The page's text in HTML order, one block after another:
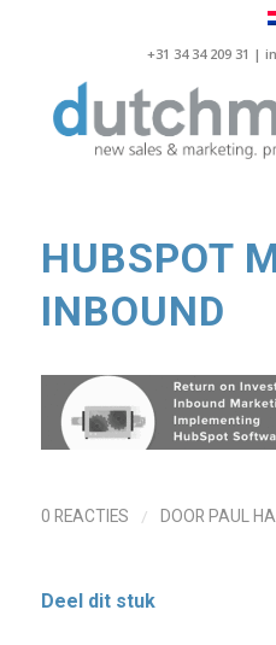
+31 34 34 209 31 |
HUBSPOT
INBOUND
0 REACTIES / DOOR PAUL
Deel dit stuk